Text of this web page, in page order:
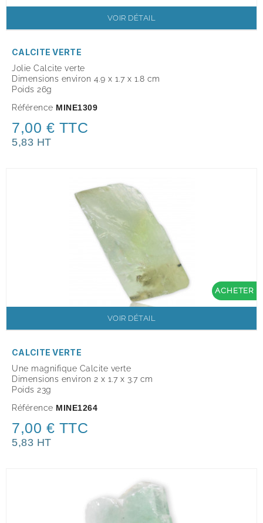
VOIR DÉTAIL
CALCITE VERTE
Jolie Calcite verte
Dimensions environ 4.9 x 1.7 x 1.8 cm
Poids 26g
Référence MINE1309
7,00 € TTC
5,83 HT
ACHETER
VOIR DÉTAIL
CALCITE VERTE
Une magnifique Calcite verte
Dimensions environ 2 x 1.7 x 3.7 cm
Poids 23g
Référence MINE1264
7,00 € TTC
5,83 HT